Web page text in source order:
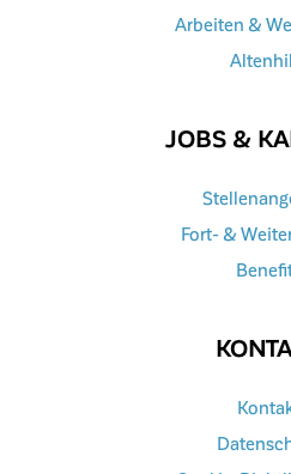
Arbeiten &
JOBS &
Fort- &